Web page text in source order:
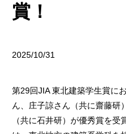
賞！
2025/10/31
第29回JIA 東北建築学生賞に
ん、庄子諒さん（共に齋藤研
（共に石井研）が優秀賞を